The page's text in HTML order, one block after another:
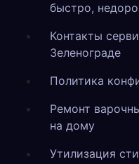
быстро,
Контакты
Зеленограде
Политика
Ремонт
на дому
Утилизация